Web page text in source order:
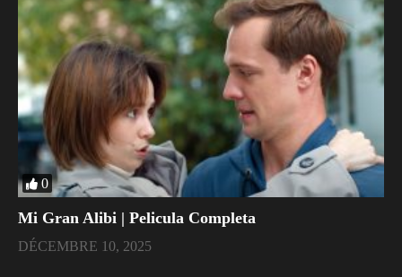
0
Mi Gran Alibi | Pelicula Completa
DÉCEMBRE 10, 2025